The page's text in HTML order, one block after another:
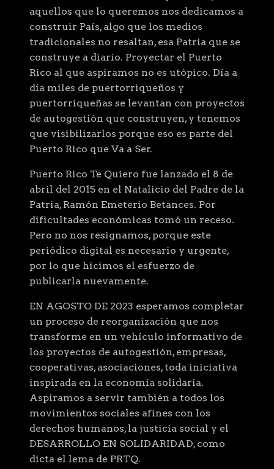
aquellos que lo queremos nos dedicamos a
construir País, algo que los medios
tradicionales no resaltan, esa Patria que se
construye a diario. Proyectar el Puerto
Rico al que aspiramos no es utópico. Día a
día miles de puertorriqueños y
puertorriqueñas se levantan con proyectos
de autogestión que construyen, y tenemos
que visibilizarlos porque eso es parte del
Puerto Rico que Va a Ser.
Puerto Rico Te Quiero fue lanzado el 8 de
abril del 2015 en el Natalicio del Padre de la
Patria, Ramón Emeterio Betances. Por
dificultades económicas tomó un receso.
Pero no nos resignamos, porque este
periódico digital es necesario y urgente,
por lo que hicimos el esfuerzo de
publicarla nuevamente.
EN AGOSTO DE 2023 esperamos completar
un proceso de reorganización que nos
transforme en un vehículo informativo de
los proyectos de autogestión, empresas,
cooperativas, asociaciones, toda iniciativa
inspirada en la economía solidaria.
Aspiramos a servir también a todos los
movimientos sociales afines con los
derechos humanos, la justicia social y el
DESARROLLO EN SOLIDARIDAD, como
dicta el lema de PRTQ.